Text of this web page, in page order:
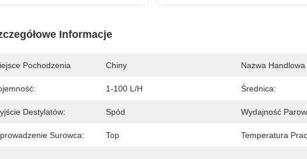
Informacje
Pochodzenia Chiny Nazwa Handlowa
1-100 L/h Średnica:
Destylatów: Spód Wydajność
Surowca: Top Temperatura